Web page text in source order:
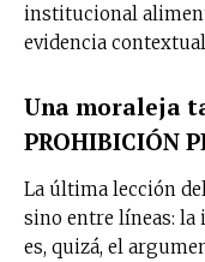
institucional
evidencia
Una moraleja
PROHIBICIÓN
La última lección
sino entre líneas: la
es, quizá, el